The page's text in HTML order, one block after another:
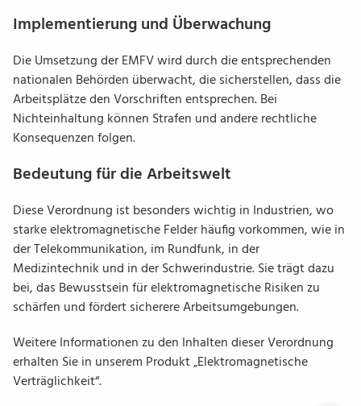
Implementierung und Überwachung
Die Umsetzung der EMFV wird durch die entsprechenden
nationalen Behörden überwacht, die sicherstellen, dass die
Arbeitsplätze den Vorschriften entsprechen. Bei
Nichteinhaltung können Strafen und andere rechtliche
Konsequenzen folgen.
Bedeutung für die Arbeitswelt
Diese Verordnung ist besonders wichtig in Industrien, wo
starke elektromagnetische Felder häufig vorkommen, wie in
der Telekommunikation, im Rundfunk, in der
Medizintechnik und in der Schwerindustrie. Sie trägt dazu
bei, das Bewusstsein für elektromagnetische Risiken zu
schärfen und fördert sicherere Arbeitsumgebungen.
Weitere Informationen zu den Inhalten dieser Verordnung
erhalten Sie in unserem Produkt „Elektromagnetische
Verträglichkeit“.